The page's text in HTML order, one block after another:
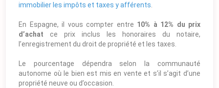
immobilier les impôts et taxes y afférents.
En Espagne, il vous compter entre 10% à 12% du prix
d’achat ce prix inclus les honoraires du notaire,
l’enregistrement du droit de propriété et les taxes.
Le pourcentage dépendra selon la communauté
autonome où le bien est mis en vente et s’il s’agit d’une
propriété neuve ou d’occasion.